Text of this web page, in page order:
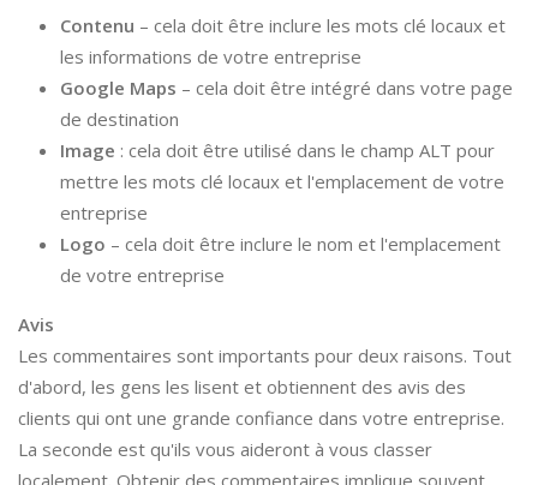
Contenu – cela doit être inclure les mots clé locaux et
les informations de votre entreprise
Google Maps – cela doit être intégré dans votre page
de destination
Image : cela doit être utilisé dans le champ ALT pour
mettre les mots clé locaux et l'emplacement de votre
entreprise
Logo – cela doit être inclure le nom et l'emplacement
de votre entreprise
Avis
Les commentaires sont importants pour deux raisons. Tout
d'abord, les gens les lisent et obtiennent des avis des
clients qui ont une grande confiance dans votre entreprise.
La seconde est qu'ils vous aideront à vous classer
localement. Obtenir des commentaires implique souvent